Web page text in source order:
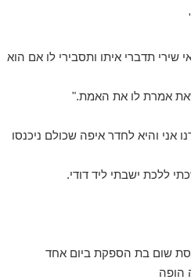
שירי תדברי איתו ותסבירי לו אם הוא
אמרת לו את האמת."
אני והיא לחדר איפה שכולם ניכנסו
ללכת ישבתי ליד דודי.
שום בת הספקת ביום אחד
הופה